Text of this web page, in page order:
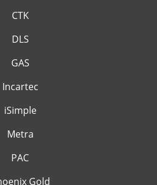
CTK
DLS
GAS
Incartec
iSimple
Metra
PAC
Gold